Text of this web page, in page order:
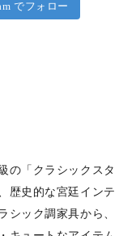
でフォロー
の「クラシックスタ
歴史的な宮廷インテ
シック調家具から、